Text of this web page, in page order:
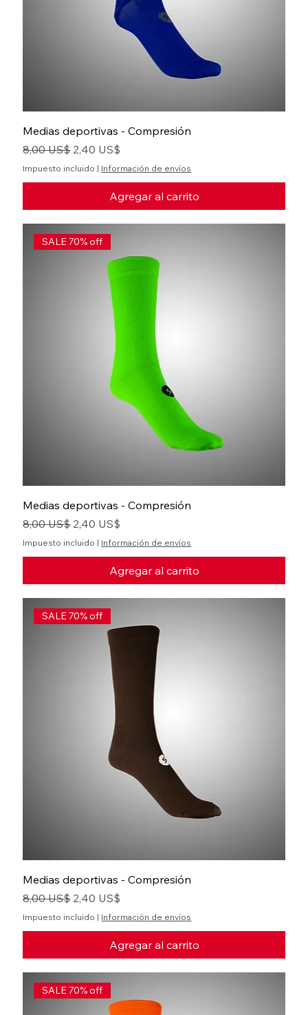
Medias deportivas - Compresión
Precio
8,00 US$ Precio de oferta
2,40 US$
Impuesto incluido | Información de envíos
Agregar al carrito
SALE 70% off
Medias deportivas - Compresión
Precio
8,00 US$ Precio de oferta
2,40 US$
Impuesto incluido | Información de envíos
Agregar al carrito
SALE 70% off
Medias deportivas - Compresión
Precio
8,00 US$ Precio de oferta
2,40 US$
Impuesto incluido | Información de envíos
Agregar al carrito
SALE 70% off